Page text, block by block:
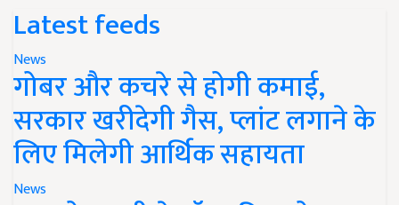
Latest feeds
News
गोबर और कचरे से होगी कमाई,
सरकार खरीदेगी गैस, प्लांट लगाने के
लिए मिलेगी आर्थिक सहायता
News